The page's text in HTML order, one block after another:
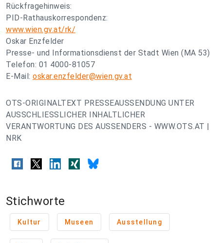
Rückfragehinweis:
PID-Rathauskorrespondenz:
www.wien.gv.at/rk/
Oskar Enzfelder
Presse- und Informationsdienst der Stadt Wien (MA 53)
Telefon: 01 4000-81057
E-Mail: oskar.enzfelder@wien.gv.at
OTS-ORIGINALTEXT PRESSEAUSSENDUNG UNTER
AUSSCHLIESSLICHER INHALTLICHER
VERANTWORTUNG DES AUSSENDERS - WWW.OTS.AT |
NRK
Stichworte
Kultur Museen Ausstellung